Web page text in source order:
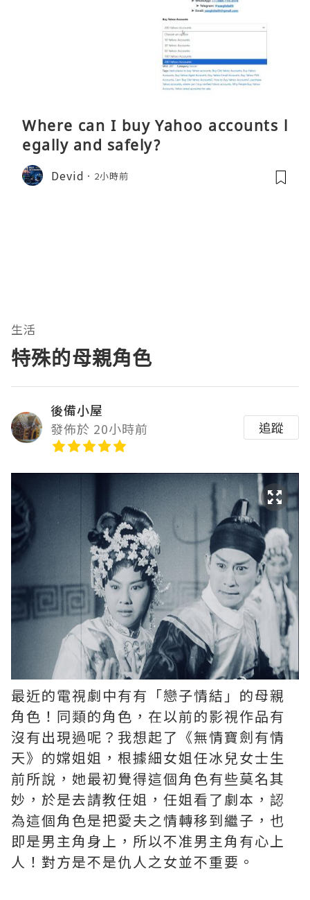
Where can I buy Yahoo accounts l
egally and safely?
Devid 2小時前
生活
特殊的母親角色
後備小屋
發佈於 20小時前
追蹤
最近的電視劇中有有「戀子情結」的母親
角色！同類的角色，在以前的影視作品有
沒有出現過呢？我想起了《無情寶劍有情
天》的嫦姐姐，根據細女姐任冰兒女士生
前所說，她最初覺得這個角色有些莫名其
妙，於是去請教任姐，任姐看了劇本，認
為這個角色是把愛夫之情轉移到繼子，也
即是男主角身上，所以不准男主角有心上
人！對方是不是仇人之女並不重要。